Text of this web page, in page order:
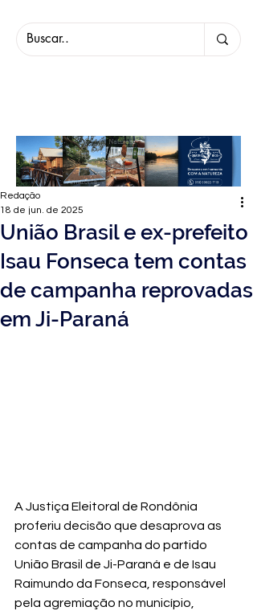
União Brasil e ex-prefeito
Isau Fonseca tem contas
de campanha reprovadas
em Ji-Paraná
Redação
18 de jun. de 2025
A Justiça Eleitoral de Rondônia
proferiu decisão que desaprova as
contas de campanha do partido
União Brasil de Ji-Paraná e de Isau
Raimundo da Fonseca, responsável
pela agremiação no município,